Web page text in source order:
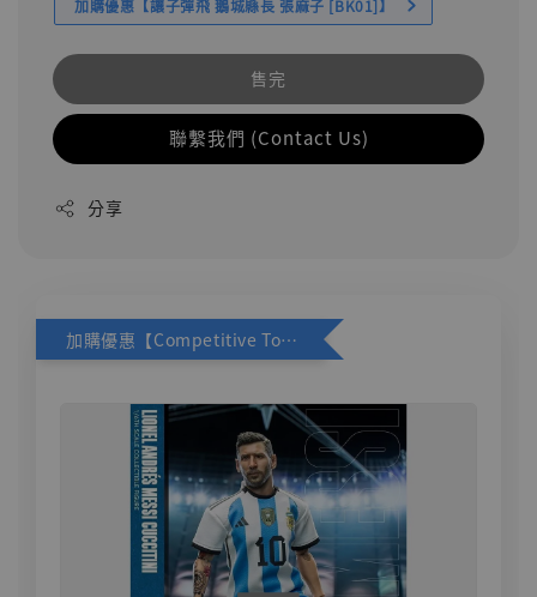
加購優惠【讓子彈飛 鵝城縣長 張麻子 [BK01]】
售完
聯繫我們 (Contact Us)
分享
加購優惠【Competitive Toys 梅西 [CM001]】